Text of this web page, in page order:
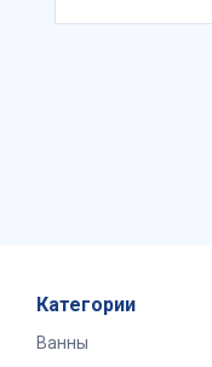
Категории
Ванны